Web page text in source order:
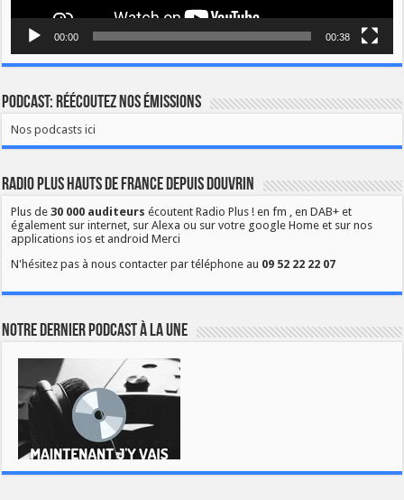
00:00 00:38
Podcast: Réécoutez nos émissions
Nos podcasts ici
Radio Plus Hauts de France depuis Douvrin
Plus de30 000 auditeurs écoutent Radio Plus ! en fm , en DAB+ et
également sur internet, sur Alexa ou sur votre google Home et sur nos
applications ios et android Merci
N'hésitez pas à nous contacter par téléphone au 09 52 22 22 07
Notre dernier podcast à la une